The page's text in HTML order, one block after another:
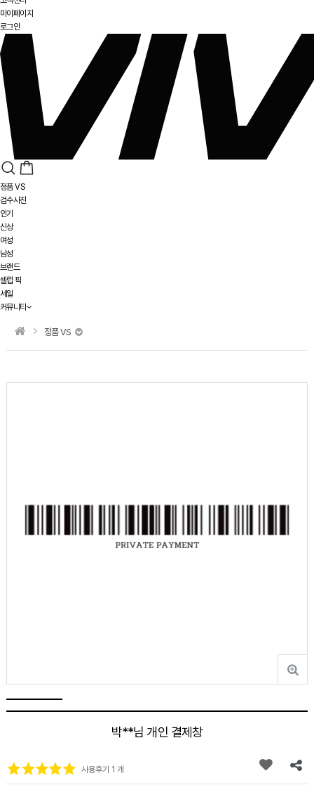
마이페이지
로그인
정품 VS
검수사진
인기
신상
여성
남성
브랜드
셀럽 픽
세일
커뮤니티
정품 VS
박**님 개인 결제창
사용후기 1 개